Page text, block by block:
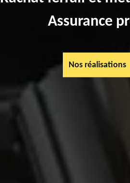
Assurance
Nos réalisations